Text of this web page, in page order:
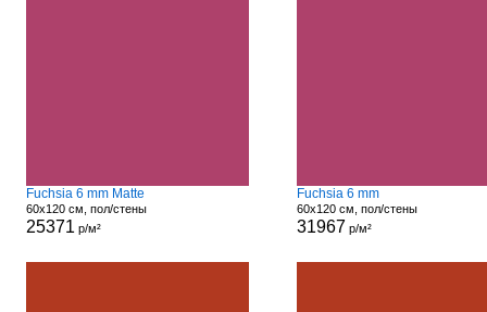
Fuchsia 6 mm Matte
60x120 см, пол/стены
25371 р/м²
Fuchsia 6 mm
60x120 см, пол/стены
31967 р/м²